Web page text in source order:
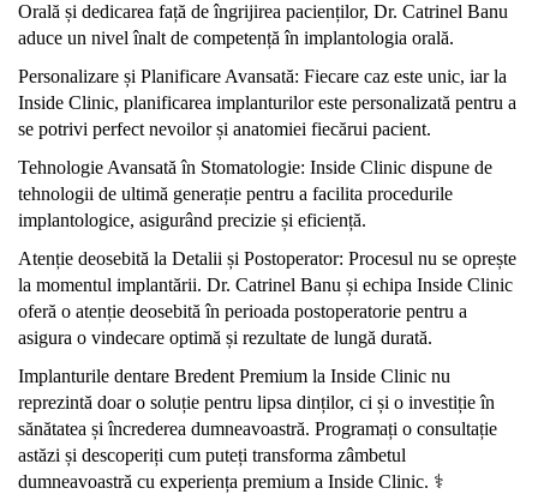
Orală și dedicarea față de îngrijirea pacienților, Dr. Catrinel Banu
aduce un nivel înalt de competență în implantologia orală.
Personalizare și Planificare Avansată: Fiecare caz este unic, iar la
Inside Clinic, planificarea implanturilor este personalizată pentru a
se potrivi perfect nevoilor și anatomiei fiecărui pacient.
Tehnologie Avansată în Stomatologie: Inside Clinic dispune de
tehnologii de ultimă generație pentru a facilita procedurile
implantologice, asigurând precizie și eficiență.
Atenție deosebită la Detalii și Postoperator: Procesul nu se oprește
la momentul implantării. Dr. Catrinel Banu și echipa Inside Clinic
oferă o atenție deosebită în perioada postoperatorie pentru a
asigura o vindecare optimă și rezultate de lungă durată.
Implanturile dentare Bredent Premium la Inside Clinic nu
reprezintă doar o soluție pentru lipsa dinților, ci și o investiție în
sănătatea și încrederea dumneavoastră. Programați o consultație
astăzi și descoperiți cum puteți transforma zâmbetul
dumneavoastră cu experiența premium a Inside Clinic. ‍⚕️